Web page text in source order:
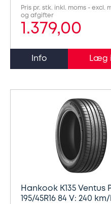
stenslag
Serviceeftersyn
Støddæmpere
Tandrem
Trailertjek
Synstjek
Trailer
Vinterdæk
Pris pr. stk. inkl. moms - excl.
og afgifter
1.379,00
Info
Hankook K135 Ventus
195/45R16 84 V: 240